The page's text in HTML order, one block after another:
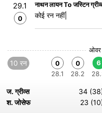
29.1
0
नाथन लायन To जस्टिन
कोई रन नहीं|
10 रन
0
28.1
0
28.2
6
ज. ग्रीव्स
34
श. जोसेफ
23